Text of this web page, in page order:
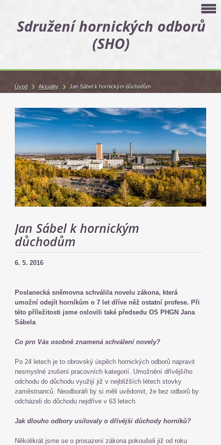
Sdružení hornických odborů
(SHO)
Jan Sábel k hornickým
důchodům
6. 5. 2016
Poslanecká sněmovna schválila novelu zákona, která
umožní odejít horníkům o 7 let dříve něž ostatní profese. Při
této příležitosti jsme oslovili také předsedu OS PHGN Jana
Sábela.
Co pro Vás osobně znamená schválení novely?
Po 24 letech je to obrovský úspěch hornických odborů napravit
nesmyslné zrušení pracovních kategorií. Umožnění dřívějšího
odchodu do důchodu využijí již v nejbližších létech stovky
zaměstnanců. Neodboráři by si měli uvědomit, že bez odborů by
odcházeli do důchodu nejdříve v 63 letech.
Jak dlouho odbory usilovaly o dřívější důchody horníků?
Několikrát jsme se o prosazení zákona pokoušeli již od roku
Úvod Aktuality Jan Sábel k hornickým důchodům